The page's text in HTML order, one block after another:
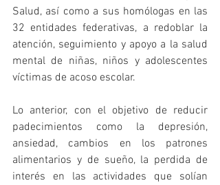
Salud, así como a sus homólogas en las
32 entidades federativas, a redoblar la
atención, seguimiento y apoyo a la salud
mental de niñas, niños y adolescentes
víctimas de acoso escolar.
Lo anterior, con el objetivo de reducir
padecimientos como la depresión,
ansiedad, cambios en los patrones
alimentarios y de sueño, la perdida de
interés en las actividades que solían